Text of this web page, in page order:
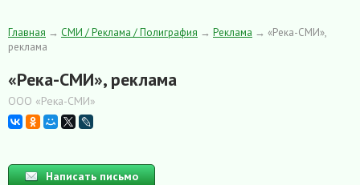
Главная → СМИ / Реклама / Полиграфия → Реклама → «Река-СМИ»,
реклама
«Река-СМИ», реклама
ООО «Река-СМИ»
Написать письмо